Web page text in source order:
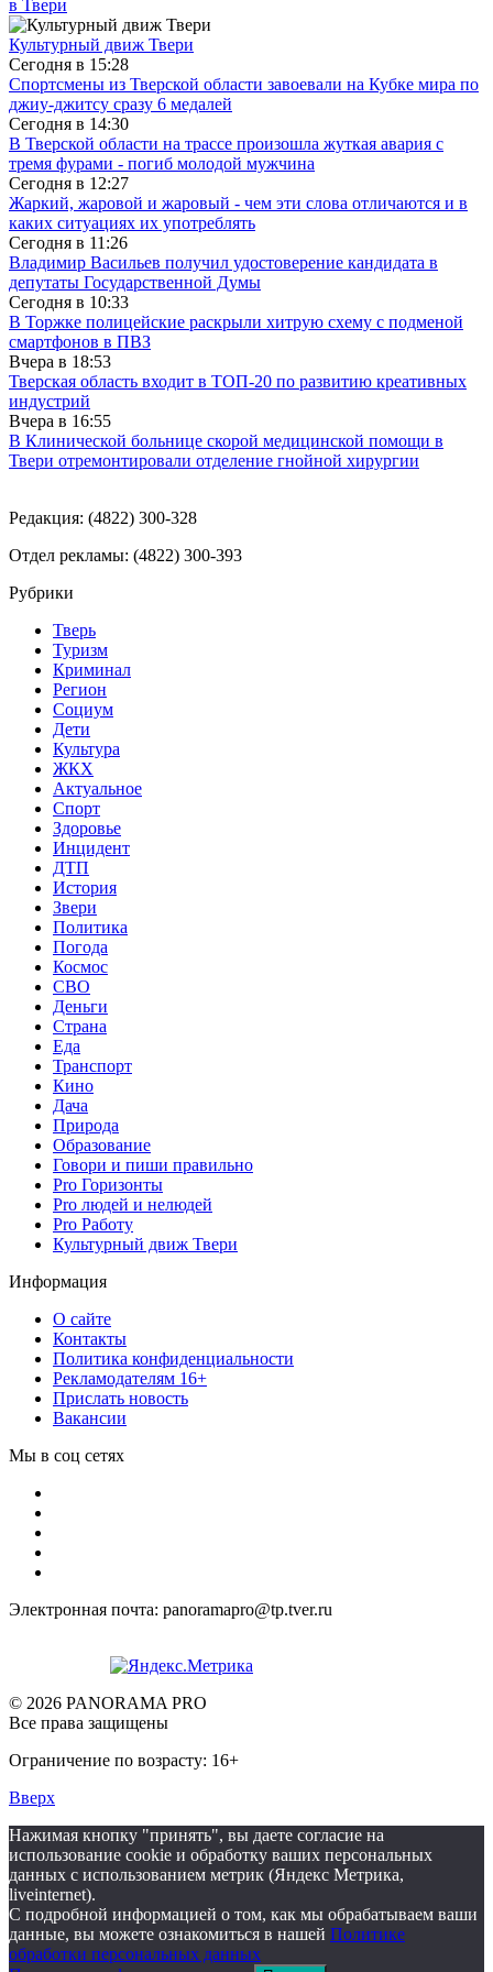
в Твери
Культурный движ Твери
Сегодня в 15:28
Спортсмены из Тверской области завоевали на Кубке мира по
джиу-джитсу сразу 6 медалей
Сегодня в 14:30
В Тверской области на трассе произошла жуткая авария с
тремя фурами - погиб молодой мужчина
Сегодня в 12:27
Жаркий, жаровой и жаровый - чем эти слова отличаются и в
каких ситуациях их употреблять
Сегодня в 11:26
Владимир Васильев получил удостоверение кандидата в
депутаты Государственной Думы
Сегодня в 10:33
В Торжке полицейские раскрыли хитрую схему с подменой
смартфонов в ПВЗ
Вчера в 18:53
Тверская область входит в ТОП-20 по развитию креативных
индустрий
Вчера в 16:55
В Клинической больнице скорой медицинской помощи в
Твери отремонтировали отделение гнойной хирургии
Редакция: (4822) 300-328
Отдел рекламы: (4822) 300-393
Рубрики
Тверь
Туризм
Криминал
Регион
Социум
Дети
Культура
ЖКХ
Актуальное
Спорт
Здоровье
Инцидент
ДТП
История
Звери
Политика
Погода
Космос
СВО
Деньги
Страна
Еда
Транспорт
Кино
Дача
Природа
Образование
Говори и пиши правильно
Pro Горизонты
Pro людей и нелюдей
Pro Работу
Культурный движ Твери
Информация
О сайте
Контакты
Политика конфиденциальности
Рекламодателям 16+
Прислать новость
Вакансии
Мы в соц сетях
Электронная почта: panoramapro@tp.tver.ru
© 2026 PANORAMA PRO
Все права защищены
Ограничение по возрасту: 16+
Вверх
Нажимая кнопку "принять", вы даете согласие на
использование cookie и обработку ваших персональных
данных с использованием метрик (Яндекс Метрика,
liveinternet).
С подробной информацией о том, как мы обрабатываем ваши
данные, вы можете ознакомиться в нашей Политике
обработки персональных данных